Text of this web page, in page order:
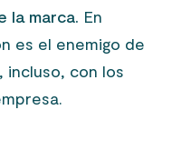
la marca. En
es el enemigo de
incluso, con los